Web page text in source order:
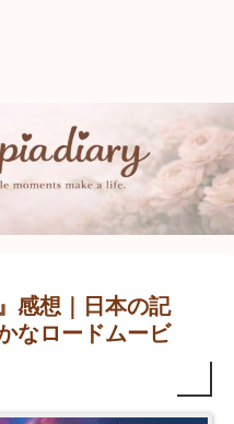
感想｜日本の記
なロードムービ